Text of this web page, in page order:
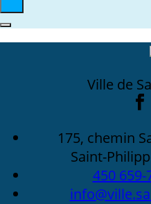
Ville de
175, chemin
Saint-
450 659-